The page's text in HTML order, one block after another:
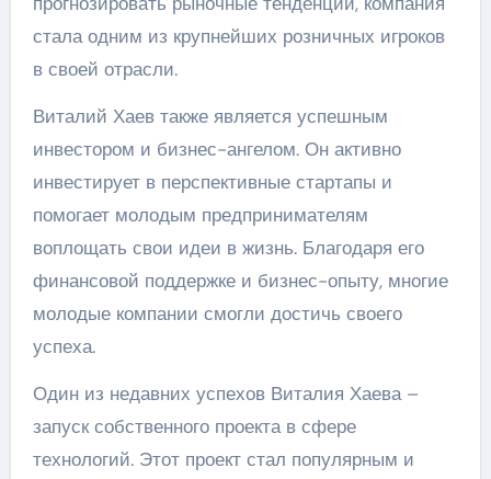
стала одним из крупнейших розничных игроков
в своей отрасли.
Виталий Хаев также является успешным
инвестором и бизнес-ангелом. Он активно
инвестирует в перспективные стартапы и
помогает молодым предпринимателям
воплощать свои идеи в жизнь. Благодаря его
финансовой поддержке и бизнес-опыту, многие
молодые компании смогли достичь своего
успеха.
Один из недавних успехов Виталия Хаева –
запуск собственного проекта в сфере
технологий. Этот проект стал популярным и